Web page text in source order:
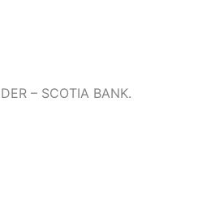
– SCOTIA BANK.